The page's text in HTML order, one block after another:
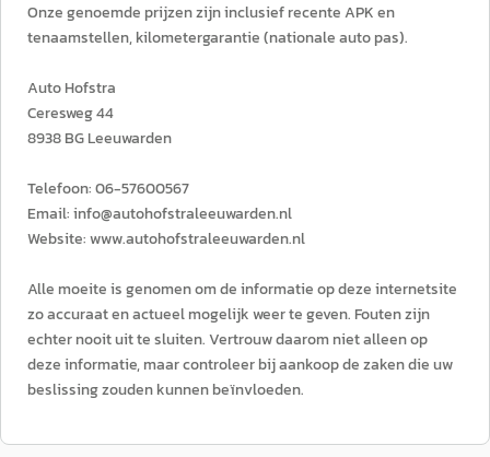
Onze genoemde prijzen zijn inclusief recente APK en
tenaamstellen, kilometergarantie (nationale auto pas).
Auto Hofstra
Ceresweg 44
8938 BG Leeuwarden
Telefoon: 06-57600567
Email: info@autohofstraleeuwarden.nl
Website: www.autohofstraleeuwarden.nl
Alle moeite is genomen om de informatie op deze internetsite
zo accuraat en actueel mogelijk weer te geven. Fouten zijn
echter nooit uit te sluiten. Vertrouw daarom niet alleen op
deze informatie, maar controleer bij aankoop de zaken die uw
beslissing zouden kunnen beïnvloeden.